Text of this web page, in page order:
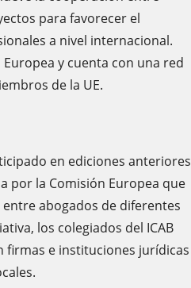
para favorecer el
a nivel internacional.
y cuenta con una red
de la UE.
en ediciones anteriores
por la Comisión Europea que
abogados de diferentes
los colegiados del ICAB
firmas e instituciones jurídicas